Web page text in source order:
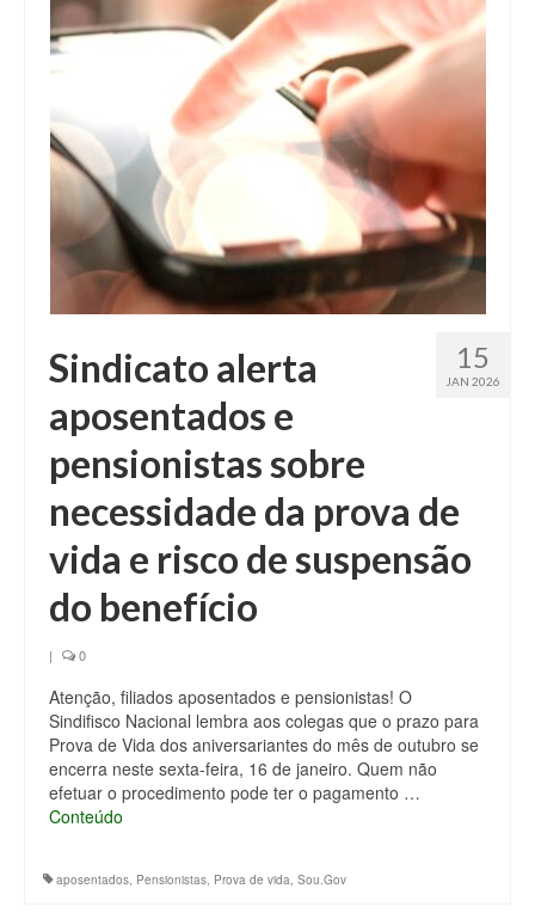
Fale conosco
15
JAN 2026
Sindicato alerta
aposentados e
pensionistas sobre
necessidade da prova de
vida e risco de suspensão
do benefício
| 0
Atenção, filiados aposentados e pensionistas! O
Sindifisco Nacional lembra aos colegas que o prazo para
Prova de Vida dos aniversariantes do mês de outubro se
encerra neste sexta-feira, 16 de janeiro. Quem não
efetuar o procedimento pode ter o pagamento …
Conteúdo
aposentados, Pensionistas, Prova de vida, Sou.Gov